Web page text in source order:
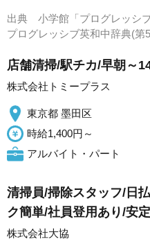
出典 小学館「プログレッシ
プログレッシブ英和中辞典(
店舗清掃/駅チカ/早朝～
株式会社トミープラス
東京都 墨田区
時給1,400円～
アルバイト・パート
清掃員/掃除スタッフ/日
ク簡単/社員登用あり/安
株式会社大協